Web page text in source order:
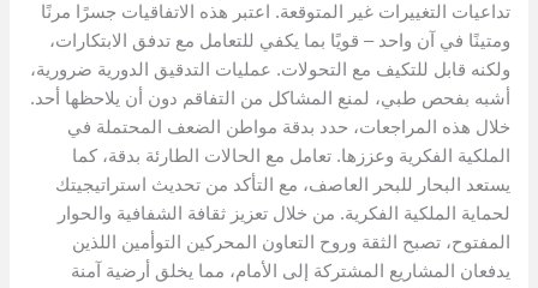
تداعيات التغييرات غير المتوقعة. اعتبر هذه الاتفاقيات جسرًا مرنًا
ومتينًا في آن واحد – قويًا بما يكفي للتعامل مع تدفق الابتكارات،
ولكنه قابل للتكيف مع التحولات. عمليات التدقيق الدورية ضرورية،
أشبه بفحص طبي، لمنع المشاكل من التفاقم دون أن يلاحظها أحد.
خلال هذه المراجعات، حدد بدقة مواطن الضعف المحتملة في
الملكية الفكرية وعززها. تعامل مع الحالات الطارئة بدقة، كما
يستعد البحار للبحر العاصف، مع التأكد من تحديث استراتيجيتك
لحماية الملكية الفكرية. من خلال تعزيز ثقافة الشفافية والحوار
المفتوح، تصبح الثقة وروح التعاون المحركين التوأمين اللذين
يدفعان المشاريع المشتركة إلى الأمام، مما يخلق أرضية آمنة